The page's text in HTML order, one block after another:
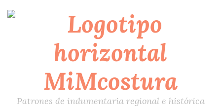
Patrones de indumentaria regional e histórica